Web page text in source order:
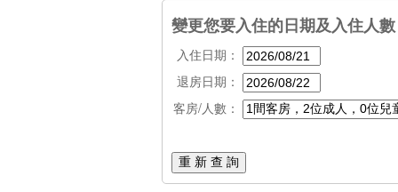
變更您要入住的日期及入住人數
入住日期：
退房日期：
客房/人數：
重 新 查 詢